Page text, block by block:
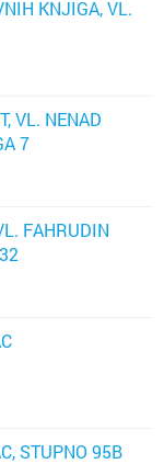
KNJIGA, VL.
VL. NENAD
7
FAHRUDIN
STUPNO 95B